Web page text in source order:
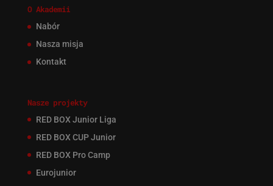
O Akademii
Nabór
Nasza misja
Kontakt
Nasze projekty
RED BOX Junior Liga
RED BOX CUP Junior
RED BOX Pro Camp
Eurojunior